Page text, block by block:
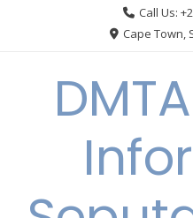
Call Us:
Cape Town,